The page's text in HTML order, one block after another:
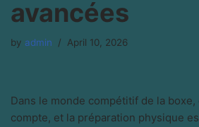
avancées
by admin April 10, 2026
Dans le monde compétitif de la boxe,
compte, et la préparation physique